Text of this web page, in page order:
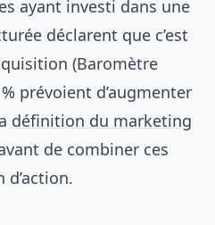
ayant investi dans une
déclarent que c’est
(Baromètre
prévoient d’augmenter
définition du marketing
de combiner ces
d’action.